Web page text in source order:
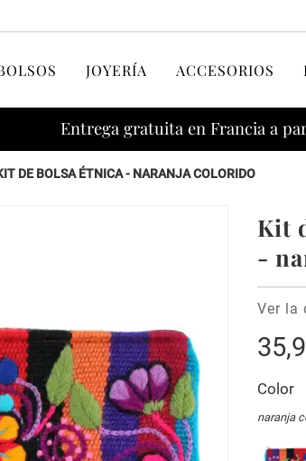
JOYERÍA ACCESORIOS
Entrega gratuita en Francia a
DE BOLSA ÉTNICA - NARANJA COLORIDO
Kit
-
Ver la
Color
naranja